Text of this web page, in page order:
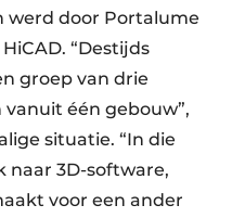
werd door Portalume
“Destijds
groep van drie
één gebouw”,
situatie. “In die
naar 3D-software,
voor een ander